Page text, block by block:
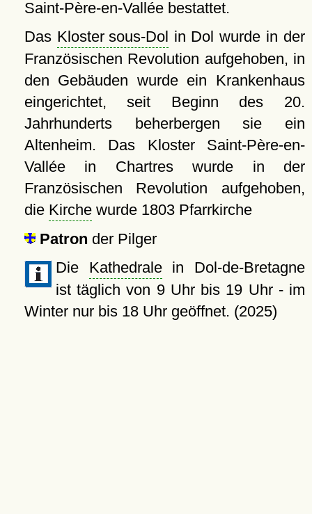
Saint-Père-en-Vallée bestattet.
Das Kloster sous-Dol in Dol wurde in der
Französischen Revolution aufgehoben, in
den Gebäuden wurde ein Krankenhaus
eingerichtet, seit Beginn des 20.
Jahrhunderts beherbergen sie ein
Altenheim. Das Kloster Saint-Père-en-
Vallée in Chartres wurde in der
Französischen Revolution aufgehoben,
die Kirchewurde 1803 Pfarrkirche
Patron der Pilger
Die Kathedralein Dol-de-Bretagne
ist täglich von 9 Uhr bis 19 Uhr - im
Winter nur bis 18 Uhr geöffnet. (2025)